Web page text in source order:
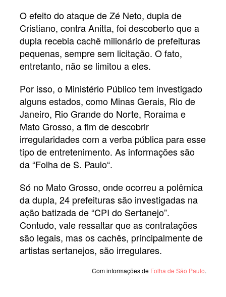
O efeito do ataque de Zé Neto, dupla de
Cristiano, contra Anitta, foi descoberto que a
dupla recebia cachê milionário de prefeituras
pequenas, sempre sem licitação. O fato,
entretanto, não se limitou a eles.
Por isso, o Ministério Público tem investigado
alguns estados, como Minas Gerais, Rio de
Janeiro, Rio Grande do Norte, Roraima e
Mato Grosso, a fim de descobrir
irregularidades com a verba pública para esse
tipo de entretenimento. As informações são
da “Folha de S. Paulo“.
Só no Mato Grosso, onde ocorreu a polêmica
da dupla, 24 prefeituras são investigadas na
ação batizada de “CPI do Sertanejo”.
Contudo, vale ressaltar que as contratações
são legais, mas os cachês, principalmente de
artistas sertanejos, são irregulares.
Com informações de Folha de São Paulo.